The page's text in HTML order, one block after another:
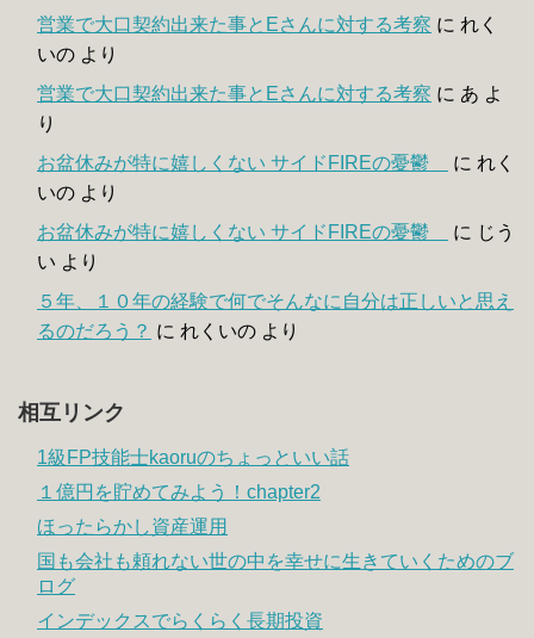
営業で大口契約出来た事とEさんに対する考察 に れく
いの より
営業で大口契約出来た事とEさんに対する考察 に あ よ
り
お盆休みが特に嬉しくない サイドFIREの憂鬱
に れく
いの より
お盆休みが特に嬉しくない サイドFIREの憂鬱
に じう
い より
５年、１０年の経験で何でそんなに自分は正しいと思え
るのだろう？ に れくいの より
相互リンク
1級FP技能士kaoruのちょっといい話
１億円を貯めてみよう！chapter2
ほったらかし資産運用
国も会社も頼れない世の中を幸せに生きていくためのブ
ログ
インデックスでらくらく長期投資